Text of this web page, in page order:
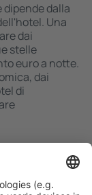
dipende dalla
Una
dai
stelle
euro a notte.
dai
di